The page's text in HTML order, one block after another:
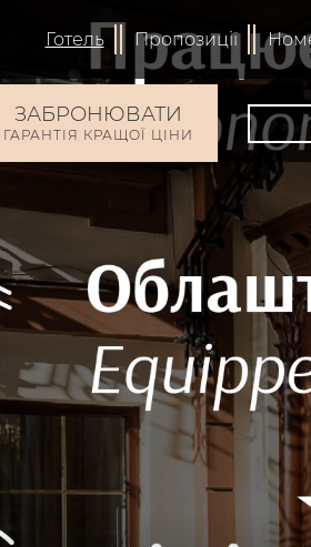
Готель Пропозиції
ЗАБРОНЮВАТИ
ГАРАНТІЯ КРАЩОЇ ЦІНИ